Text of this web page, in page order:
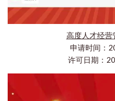
高度人才经营
申请时间：
许可日期：